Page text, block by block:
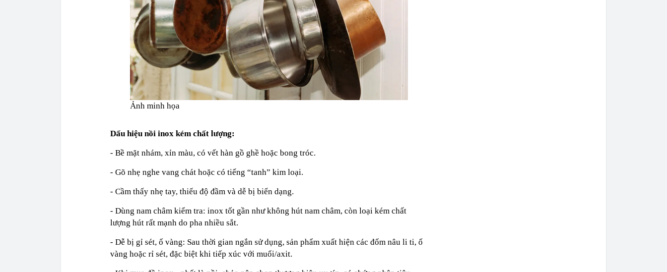
Ảnh minh họa
Dấu hiệu nồi inox kém chất lượng:
- Bề mặt nhám, xỉn màu, có vết hàn gồ ghề hoặc bong tróc.
- Gõ nhẹ nghe vang chát hoặc có tiếng “tanh” kim loại.
- Cầm thấy nhẹ tay, thiếu độ đầm và dễ bị biến dạng.
- Dùng nam châm kiểm tra: inox tốt gần như không hút nam châm, còn loại kém chất
lượng hút rất mạnh do pha nhiều sắt.
- Dễ bị gỉ sét, ố vàng: Sau thời gian ngắn sử dụng, sản phẩm xuất hiện các đốm nâu li ti, ố
vàng hoặc rỉ sét, đặc biệt khi tiếp xúc với muối/axit.